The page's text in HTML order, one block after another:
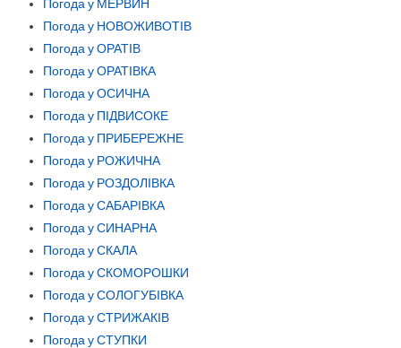
Погода у МЕРВИН
Погода у НОВОЖИВОТІВ
Погода у ОРАТІВ
Погода у ОРАТІВКА
Погода у ОСИЧНА
Погода у ПІДВИСОКЕ
Погода у ПРИБЕРЕЖНЕ
Погода у РОЖИЧНА
Погода у РОЗДОЛІВКА
Погода у САБАРІВКА
Погода у СИНАРНА
Погода у СКАЛА
Погода у СКОМОРОШКИ
Погода у СОЛОГУБІВКА
Погода у СТРИЖАКІВ
Погода у СТУПКИ